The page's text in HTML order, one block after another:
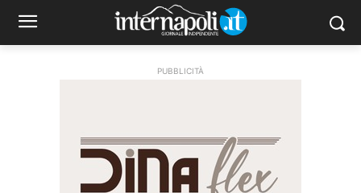
PUBBLICITÀ